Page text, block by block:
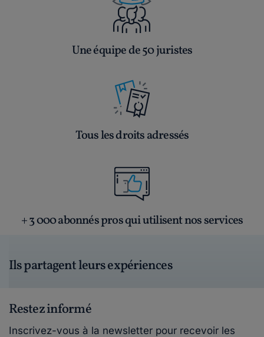
Une équipe de 50 juristes
Tous les droits adressés
+ 3 000 abonnés pros qui utilisent nos services
Ils partagent leurs expériences
Restez informé
Inscrivez-vous à la newsletter pour recevoir les